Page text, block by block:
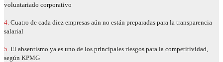
voluntariado corporativo
4. Cuatro de cada diez empresas aún no están preparadas para la transparencia
salarial
5. El absentismo ya es uno de los principales riesgos para la competitividad,
según KPMG